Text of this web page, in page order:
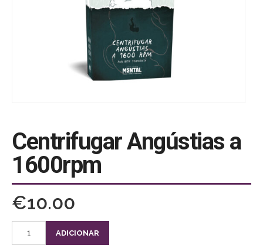
Centrifugar Angústias a
1600rpm
€10.00
QuantidadeADICIONAR